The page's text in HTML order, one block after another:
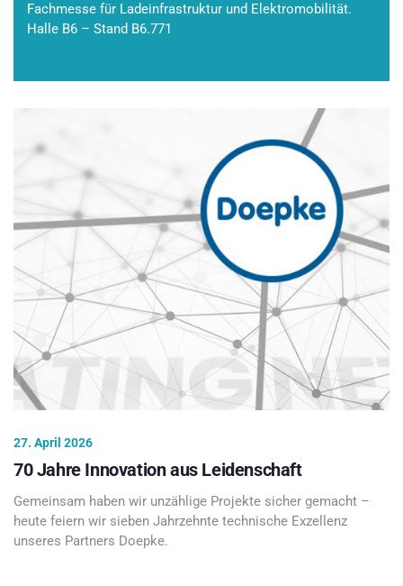
Fachmesse für Ladeinfrastruktur und Elektromobilität.
Halle B6 – Stand B6.771
27. April 2026
70 Jahre Innovation aus Leidenschaft
Gemeinsam haben wir unzählige Projekte sicher gemacht –
heute feiern wir sieben Jahrzehnte technische Exzellenz
unseres Partners Doepke.